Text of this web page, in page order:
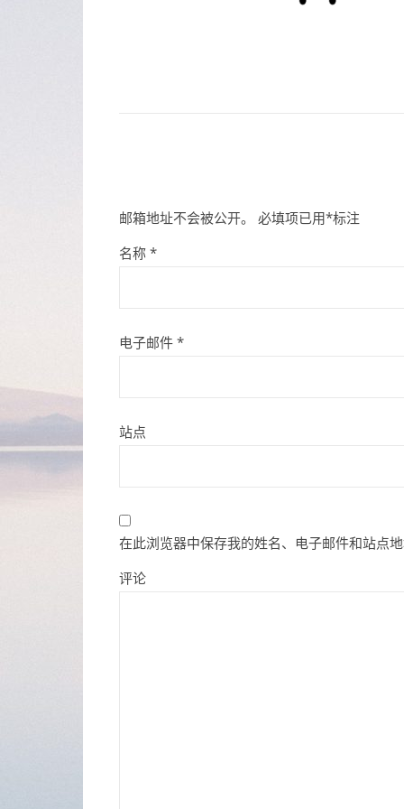
邮箱地址不会被公开。 必填项已用*标注
名称 *
电子邮件 *
站点
在此浏览器中保存我的姓名、电子邮件和站点
评论